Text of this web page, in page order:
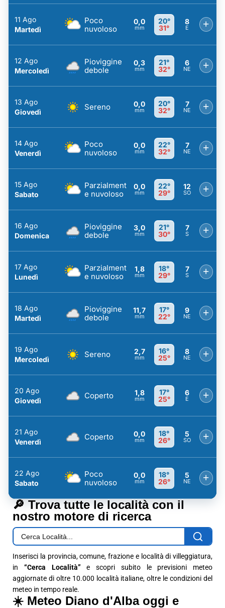
11 Ago
Martedì
Poco
nuvoloso
0,0
mm
20°
31°
8
E +
12 Ago
Mercoledì
Pioviggine
debole
0,3
mm
21°
32°
6
NE +
13 Ago
Giovedì
Sereno 0,0
mm
20°
32°
7
NE +
14 Ago
Venerdì
Poco
nuvoloso
0,0
mm
22°
32°
7
NE +
15 Ago
Sabato
Parzialment
e nuvoloso
0,0
mm
22°
29°
12
SO +
16 Ago
Domenica
Pioviggine
debole
3,0
mm
21°
30°
7
S +
17 Ago
Lunedì
Parzialment
e nuvoloso
1,8
mm
18°
29°
7
S +
18 Ago
Martedì
Pioviggine
debole
11,7
mm
17°
22°
9
NE +
19 Ago
Mercoledì
Sereno 2,7
mm
16°
25°
8
NE +
20 Ago
Giovedì
Coperto 1,8
mm
17°
25°
6
E +
21 Ago
Venerdì
Coperto 0,0
mm
18°
26°
5
SO +
22 Ago
Sabato
Poco
nuvoloso
0,0
mm
18°
26°
5
NE +
🔎 Trova tutte le località con il
nostro motore di ricerca
Inserisci la provincia, comune, frazione e località di villeggiatura,
in “Cerca Località” e scopri subito le previsioni meteo
aggiornate di oltre 10.000 località italiane, oltre le condizioni del
meteo in tempo reale.
☀️ Meteo Diano d'Alba oggi e